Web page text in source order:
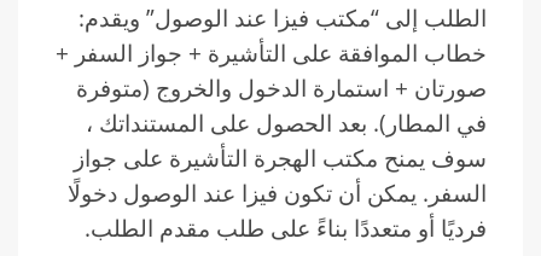
الطلب إلى “مكتب فيزا عند الوصول” ويقدم:
خطاب الموافقة على التأشيرة + جواز السفر +
صورتان + استمارة الدخول والخروج (متوفرة
في المطار). بعد الحصول على المستنداتك ،
سوف يمنح مكتب الهجرة التأشيرة على جواز
السفر. يمكن أن تكون فيزا عند الوصول دخولًا
فرديًا أو متعددًا بناءً على طلب مقدم الطلب.